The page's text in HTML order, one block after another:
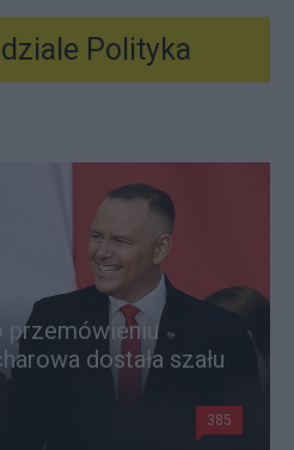
Polityka
przemówieniu
dostała szału
385